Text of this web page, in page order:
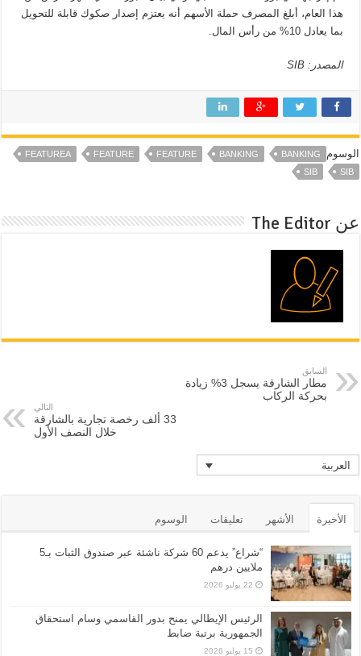
هذا العام، أبلغ المصرف حملة الأسهم أنه يعتزم إصدار صكوك قابلة للتحويل
بما يعادل 10% من رأس المال.
المصدر: SIB
الوسوم BANKING
BANKING
FEATURE
FEATURE
FEATUREA
SIB
SIB
عن The Editor
السابق
مطار الشارقة يسجل 3% زيادة
بحركة الركاب
التالي
33 ألف رخصة تجارية بالشارقة
خلال النصف الأول
العربية
الأخيرة الأشهر تعليقات الوسوم
“شراع” يدعم 60 شركة ناشئة عبر صندوق الثبات بـ5
ملايين درهم
22 يوليو 2026
الرئيس الإيطالي يمنح بدور القاسمي وسام استحقاق
الجمهورية برتبة ضابط
15 يوليو 2026